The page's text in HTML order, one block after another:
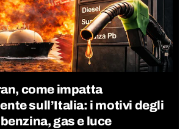
come impatta
sull’Italia: i motivi degli
gas e luce